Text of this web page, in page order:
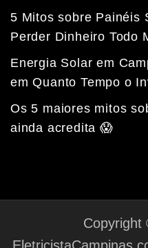
5 Mitos sobre Painéis
Perder Dinheiro Todo
Energia Solar em
em Quanto Tempo o
Os 5 maiores mitos
ainda acredita 😱
Copyright
Fale com a nossa
Tempo médio de